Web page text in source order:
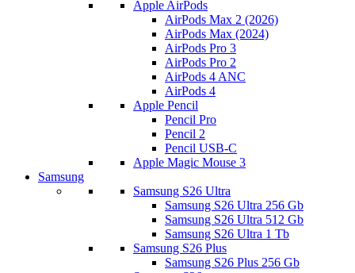
Apple AirPods
AirPods Max 2 (2026)
AirPods Max (2024)
AirPods Pro 3
AirPods Pro 2
AirPods 4 ANC
AirPods 4
Apple Pencil
Pencil Pro
Pencil 2
Pencil USB-C
Apple Magic Mouse 3
Samsung
Samsung S26 Ultra
Samsung S26 Ultra 256 Gb
Samsung S26 Ultra 512 Gb
Samsung S26 Ultra 1 Tb
Samsung S26 Plus
Samsung S26 Plus 256 Gb